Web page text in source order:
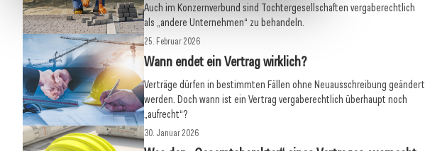
Auch im Konzernverbund sind Tochtergesellschaften vergaberechtlich
als „andere Unternehmen“ zu behandeln.
25. Februar 2026
Wann endet ein Vertrag wirklich?
Verträge dürfen in bestimmten Fällen ohne Neuausschreibung geändert
werden. Doch wann ist ein Vertrag vergaberechtlich überhaupt noch
„aufrecht“?
30. Januar 2026